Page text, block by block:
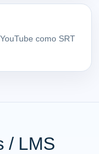
como SRT
/ LMS